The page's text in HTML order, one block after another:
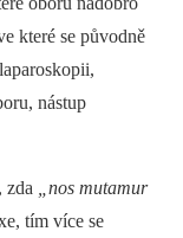
které se původně
nástup
zda
„nos mutamur
tím více se